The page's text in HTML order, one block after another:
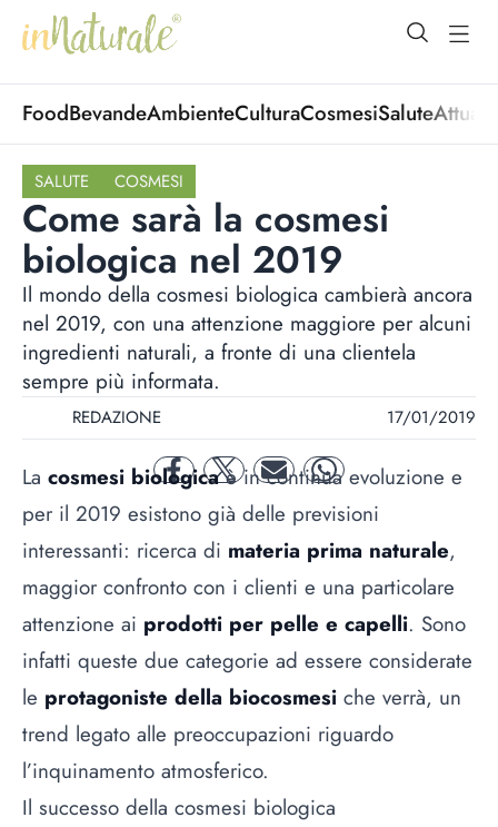
open
FoodBevandeAmbienteCulturaCosmesiSalute
SALUTE COSMESI
Come sarà la cosmesi
biologica nel 2019
Il mondo della cosmesi biologica cambierà ancora
nel 2019, con una attenzione maggiore per alcuni
ingredienti naturali, a fronte di una clientela
sempre più informata.
REDAZIONE 17/01/2019
facebooktwitter mail whatsapp
La cosmesi biologicaè in continua evoluzione e
per il 2019 esistono già delle previsioni
interessanti: ricerca di materia prima naturale,
maggior confronto con i clienti e una particolare
attenzione ai prodotti per pelle e capelli. Sono
infatti queste due categorie ad essere considerate
le protagoniste della biocosmesi che verrà, un
trend legato alle preoccupazioni riguardo
l’inquinamento atmosferico.
Il successo della cosmesi biologica